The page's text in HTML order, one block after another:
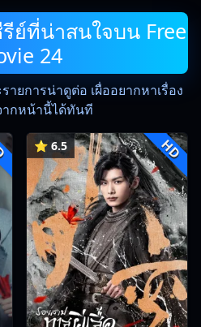
ย์ที่น่าสนใจบน Free
24
ายการน่าดูต่อ เผื่ออยากหาเรื่อง
กหน้านี้ได้ทันที
⭐ 6.5 HD